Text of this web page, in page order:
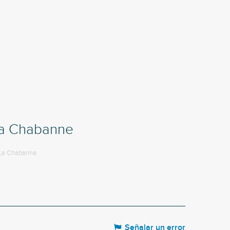
Chabanne
Chabanne
Señalar un error